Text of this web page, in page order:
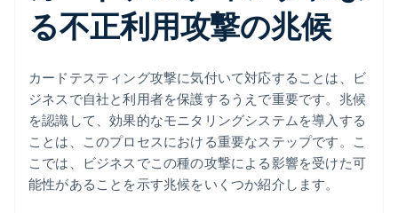
る不正利用攻撃の兆候
カードテスティング攻撃に気付いて対応することは、ビ
ジネスで自社と利用者を保護するうえで重要です。兆候
を認識して、効果的なモニタリングシステムを導入する
ことは、このプロセスにおける重要なステップです。こ
こでは、ビジネスでこの種の攻撃による影響を受けた可
能性があることを示す兆候をいくつか紹介します。